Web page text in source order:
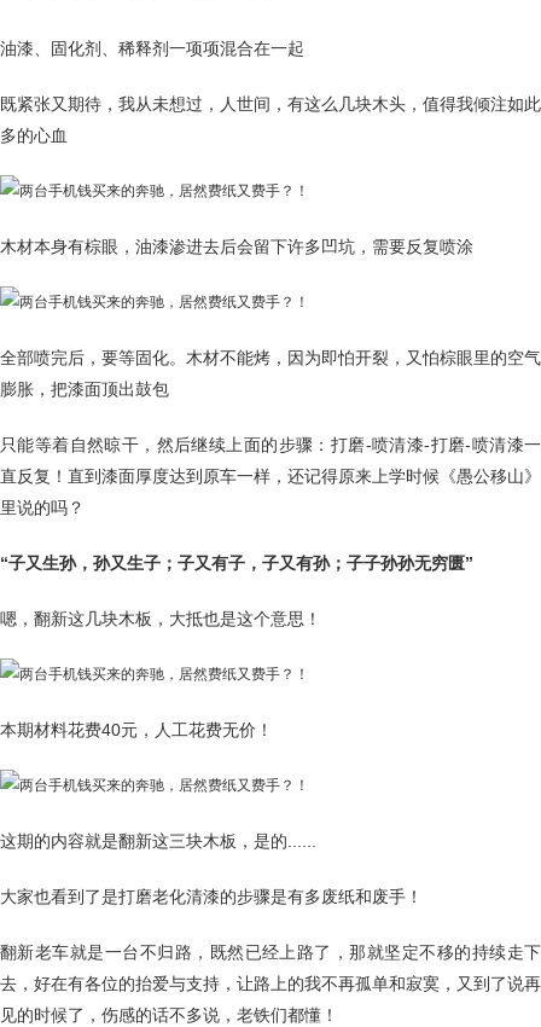
油漆、固化剂、稀释剂一项项混合在一起
既紧张又期待，我从未想过，人世间，有这么几块木头，值得我倾注如此
多的心血
木材本身有棕眼，油漆渗进去后会留下许多凹坑，需要反复喷涂
全部喷完后，要等固化。木材不能烤，因为即怕开裂，又怕棕眼里的空气
膨胀，把漆面顶出鼓包
只能等着自然晾干，然后继续上面的步骤：打磨-喷清漆-打磨-喷清漆一
直反复！直到漆面厚度达到原车一样，还记得原来上学时候《愚公移山》
里说的吗？
“子又生孙，孙又生子；子又有子，子又有孙；子子孙孙无穷匮”
嗯，翻新这几块木板，大抵也是这个意思！
本期材料花费40元，人工花费无价！
这期的内容就是翻新这三块木板，是的......
大家也看到了是打磨老化清漆的步骤是有多废纸和废手！
翻新老车就是一台不归路，既然已经上路了，那就坚定不移的持续走下
去，好在有各位的抬爱与支持，让路上的我不再孤单和寂寞，又到了说再
见的时候了，伤感的话不多说，老铁们都懂！